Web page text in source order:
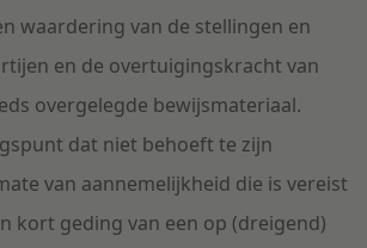
waardering van de stellingen en
en de overtuigingskracht van
overgelegde bewijsmateriaal.
dat niet behoeft te zijn
van aannemelijkheid die is vereist
kort geding van een op (dreigend)